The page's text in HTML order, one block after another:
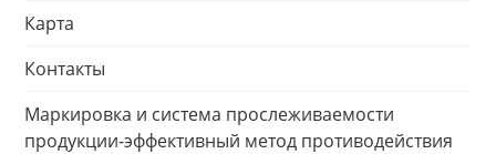
Карта
Контакты
Маркировка и система прослеживаемости
продукции-эффективный метод противодействия